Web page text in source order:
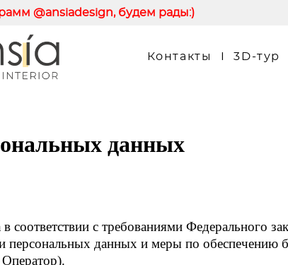
@ansiadesign, будем рады:)
Контакты 3D-тур
данных
с требованиями Федерального
данных и меры по обеспечению